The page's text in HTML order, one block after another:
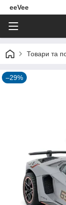
eeVee
Товари та
–29%